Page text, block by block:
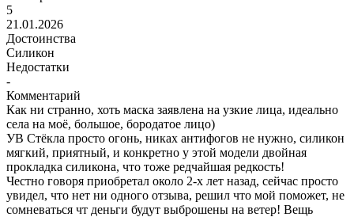
5
21.01.2026
Достоинства
Силикон
Недостатки
-
Комментарий
Как ни странно, хоть маска заявлена на узкие лица, идеально
села на моё, большое, бородатое лицо)
УВ Стёкла просто огонь, никах антифогов не нужно, силикон
мягкий, приятный, и конкретно у этой модели двойная
прокладка силикона, что тоже редчайшая редкость!
Честно говоря приобретал около 2-х лет назад, сейчас просто
увидел, что нет ни одного отзыва, решил что мой поможет, не
сомневаться чт деньги будут выброшены на ветер! Вещь